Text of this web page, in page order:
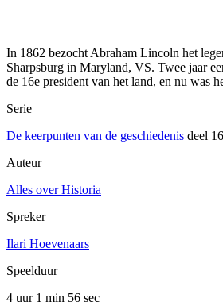
In 1862 bezocht Abraham Lincoln het
Sharpsburg in Maryland, VS. Twee jaar
de 16e president van het land, en nu was
Serie
De keerpunten van de geschiedenis deel 16
Auteur
Alles over Historia
Spreker
Ilari Hoevenaars
Speelduur
4 uur 1 min 56 sec